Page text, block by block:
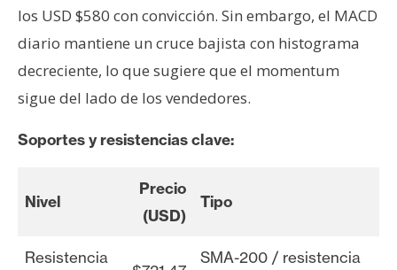
los USD $580 con convicción. Sin embargo, el MACD
diario mantiene un cruce bajista con histograma
decreciente, lo que sugiere que el momentum
sigue del lado de los vendedores.
Soportes y resistencias clave:
Nivel
Precio
(USD)
Tipo
Resistencia
SMA-200 / resistencia